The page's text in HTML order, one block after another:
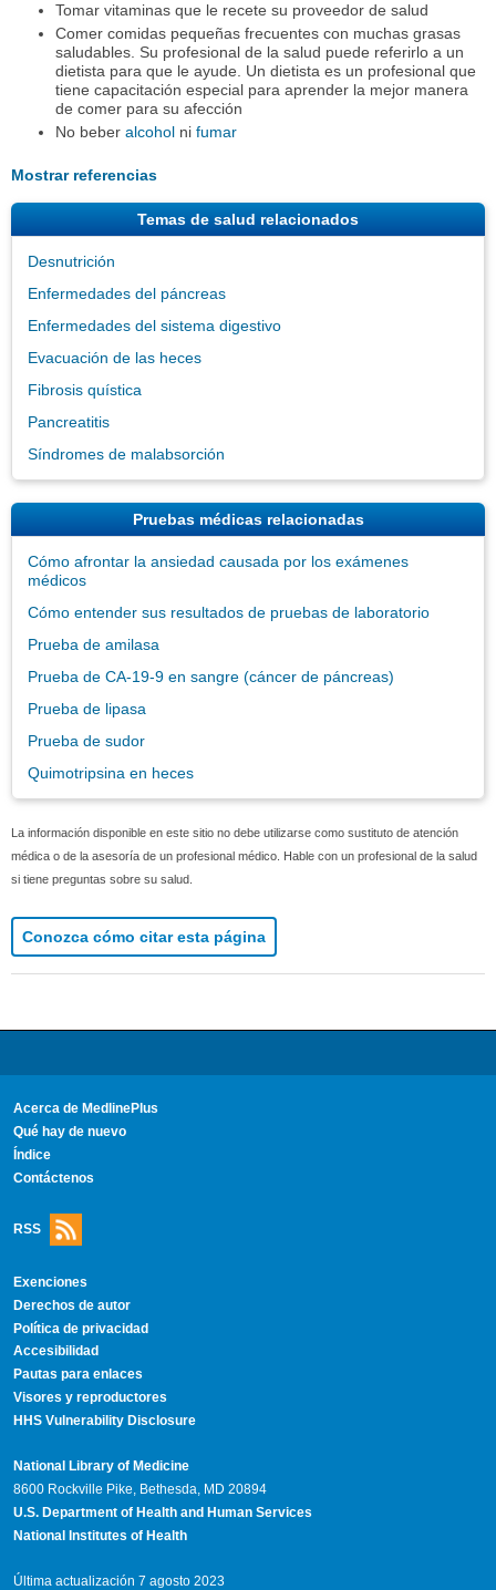
Tomar vitaminas que le recete su proveedor de salud
Comer comidas pequeñas frecuentes con muchas grasas
saludables. Su profesional de la salud puede referirlo a un
dietista para que le ayude. Un dietista es un profesional que
tiene capacitación especial para aprender la mejor manera
de comer para su afección
No beber alcoholni fumar
Mostrar referencias
Temas de salud relacionados
Desnutrición
Enfermedades del páncreas
Enfermedades del sistema digestivo
Evacuación de las heces
Fibrosis quística
Pancreatitis
Síndromes de malabsorción
Pruebas médicas relacionadas
Cómo afrontar la ansiedad causada por los exámenes
médicos
Cómo entender sus resultados de pruebas de laboratorio
Prueba de amilasa
Prueba de CA-19-9 en sangre (cáncer de páncreas)
Prueba de lipasa
Prueba de sudor
Quimotripsina en heces
La información disponible en este sitio no debe utilizarse como sustituto de atención
médica o de la asesoría de un profesional médico. Hable con un profesional de la salud
si tiene preguntas sobre su salud.
Conozca cómo citar esta página
Acerca de MedlinePlus
Qué hay de nuevo
Índice
Contáctenos
RSS
Exenciones
Derechos de autor
Política de privacidad
Accesibilidad
Pautas para enlaces
Visores y reproductores
HHS Vulnerability Disclosure
National Library of Medicine
8600 Rockville Pike, Bethesda, MD 20894
U.S. Department of Health and Human Services
National Institutes of Health
Última actualización 7 agosto 2023